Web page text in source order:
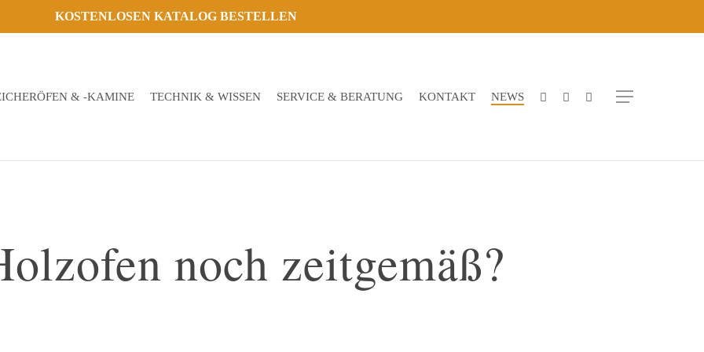
KOSTENLOSEN KATALOG BESTELLEN
& -KAMINE TECHNIK & WISSEN SERVICE & BERATUNG KONTAKT NEWS Menu
noch zeitgemäß?